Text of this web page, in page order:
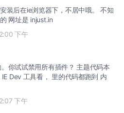
装后在ie浏览器下，不居中哦。 不知
道有没有遇到同样问题的 网址是 injust.in
下午
你试试禁用所有插件？ 主题代码本
Dev 工具看， 里的代码都跑到 内
下午